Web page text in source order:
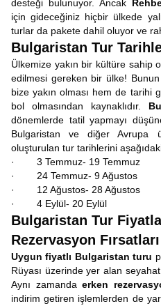
desteği bulunuyor. Ancak
için gideceğiniz hiçbir ülkede
turlar da pakete dahil oluyor ve
Bulgaristan Tur
Ülkemize yakın bir kültüre sahip
edilmesi gereken bir ülke!
bize yakın olması hem de tarihi
bol olmasından kaynaklıdır.
dönemlerde tatil yapmayı
Bulgaristan ve diğer Avrupa
oluşturulan tur tarihlerini
· 3 Temmuz- 19 Temmuz
· 24 Temmuz- 9 Ağustos
· 12 Ağustos- 28 Ağustos
· 4 Eylül- 20 Eylül
Bulgaristan Tur
Rezervasyon Fırsatları
Uygun fiyatlı Bulgaristan turu
Rüyası üzerinde yer alan
Aynı zamandaerken
indirim getiren işlemlerden de